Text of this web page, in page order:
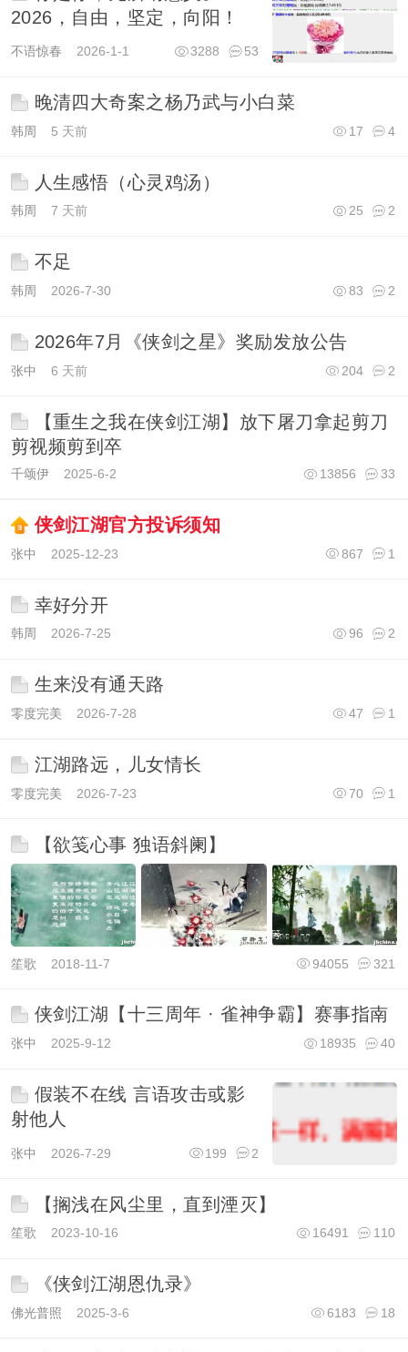
2026，自由，坚定，向阳！
不语惊春 2026-1-1 53
3288
晚清四大奇案之杨乃武与小白菜
韩周 5 天前 4
17
人生感悟（心灵鸡汤）
韩周 7 天前 2
25
不足
韩周 2026-7-30 2
83
2026年7月《侠剑之星》奖励发放公告
张中 6 天前 2
204
【重生之我在侠剑江湖】放下屠刀拿起剪刀
剪视频剪到卒
千颂伊2025-6-2 33
13856
侠剑江湖官方投诉须知
张中 2025-12-23 1
867
幸好分开
韩周 2026-7-25 2
96
生来没有通天路
零度完美 2026-7-28 1
47
江湖路远，儿女情长
零度完美 2026-7-23 1
70
【欲笺心事 独语斜阑】
笙歌 2018-11-7 321
94055
侠剑江湖【十三周年 · 雀神争霸】赛事指南
张中 2025-9-12 40
18935
假装不在线 言语攻击或影
射他人
张中 2026-7-29 2
199
【搁浅在风尘里，直到湮灭】
笙歌 2023-10-16 110
16491
《侠剑江湖恩仇录》
佛光普照 2025-3-6 18
6183